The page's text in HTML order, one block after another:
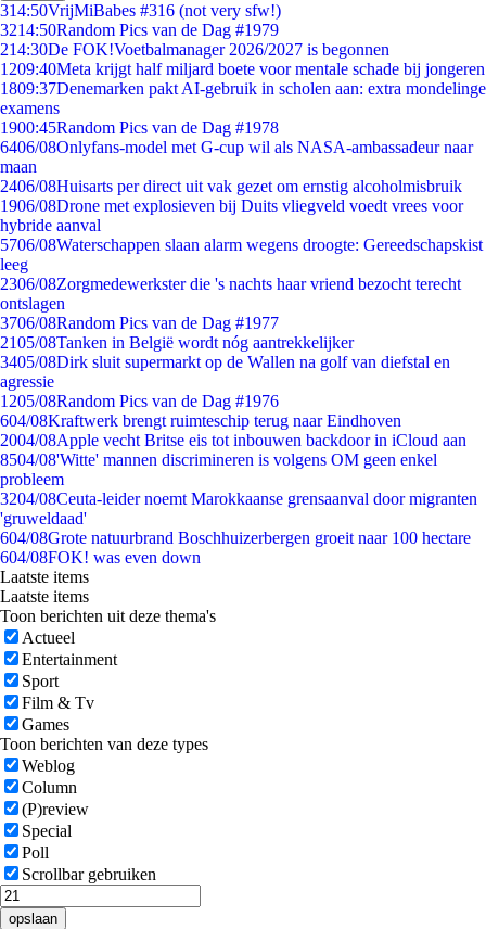
314:50VrijMiBabes #316 (not very sfw!)
3214:50Random Pics van de Dag #1979
214:30De FOK!Voetbalmanager 2026/2027 is begonnen
1209:40Meta krijgt half miljard boete voor mentale schade bij jongeren
1809:37Denemarken pakt AI-gebruik in scholen aan: extra mondelinge
examens
1900:45Random Pics van de Dag #1978
6406/08Onlyfans-model met G-cup wil als NASA-ambassadeur naar
maan
2406/08Huisarts per direct uit vak gezet om ernstig alcoholmisbruik
1906/08Drone met explosieven bij Duits vliegveld voedt vrees voor
hybride aanval
5706/08Waterschappen slaan alarm wegens droogte: Gereedschapskist
leeg
2306/08Zorgmedewerkster die 's nachts haar vriend bezocht terecht
ontslagen
3706/08Random Pics van de Dag #1977
2105/08Tanken in België wordt nóg aantrekkelijker
3405/08Dirk sluit supermarkt op de Wallen na golf van diefstal en
agressie
1205/08Random Pics van de Dag #1976
604/08Kraftwerk brengt ruimteschip terug naar Eindhoven
2004/08Apple vecht Britse eis tot inbouwen backdoor in iCloud aan
8504/08'Witte' mannen discrimineren is volgens OM geen enkel
probleem
3204/08Ceuta-leider noemt Marokkaanse grensaanval door migranten
'gruweldaad'
604/08Grote natuurbrand Boschhuizerbergen groeit naar 100 hectare
604/08FOK! was even down
Laatste items
Laatste items
Toon berichten uit deze thema's
Actueel
Entertainment
Sport
Film & Tv
Games
Toon berichten van deze types
Weblog
Column
(P)review
Special
Poll
Scrollbar gebruiken
opslaan